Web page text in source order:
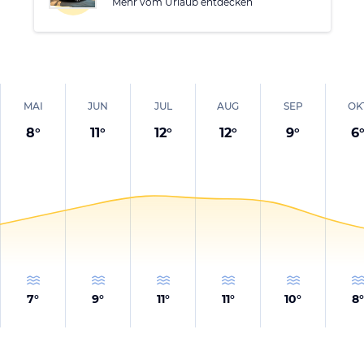
MAI
8°
7°
JUN
11°
9°
JUL
12°
11°
AUG
12°
11°
SEP
9°
10°
6°
8°